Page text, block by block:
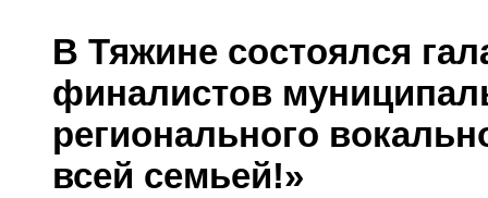
В Тяжине состоялся
финалистов
регионального
всей семьей!»